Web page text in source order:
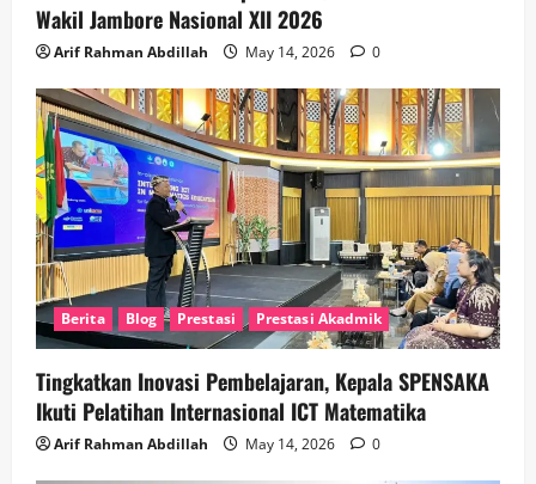
Wakil Jambore Nasional XII 2026
Arif Rahman Abdillah May 14, 2026 0
Berita Blog Prestasi Prestasi Akadmik
Tingkatkan Inovasi Pembelajaran, Kepala SPENSAKA
Ikuti Pelatihan Internasional ICT Matematika
Arif Rahman Abdillah May 14, 2026 0